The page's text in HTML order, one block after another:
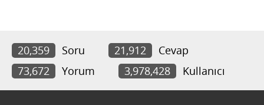
20,359 Soru 21,912
Cevap
73,672
Yorum 3,978,428 Kullanıcı